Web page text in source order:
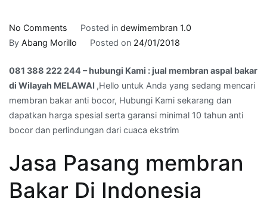
No Comments
081
222
244
–
hubungi
Kami
jual
aspal
Posted in dewimembran 1.0
By Abang Morillo Posted on 24/01/2018
081 388 222 244 – hubungi Kami : jual membran aspal bakar
di Wilayah MELAWAI ,Hello untuk Anda yang sedang mencari
membran bakar anti bocor, Hubungi Kami sekarang dan
dapatkan harga spesial serta garansi minimal 10 tahun anti
bocor dan perlindungan dari cuaca ekstrim
Jasa Pasang membran
Bakar Di Indonesia